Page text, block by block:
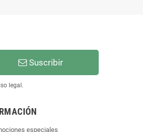
Suscribir
legal.
especiales